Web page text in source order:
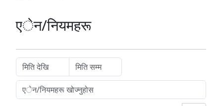
एेन/नियमहरू